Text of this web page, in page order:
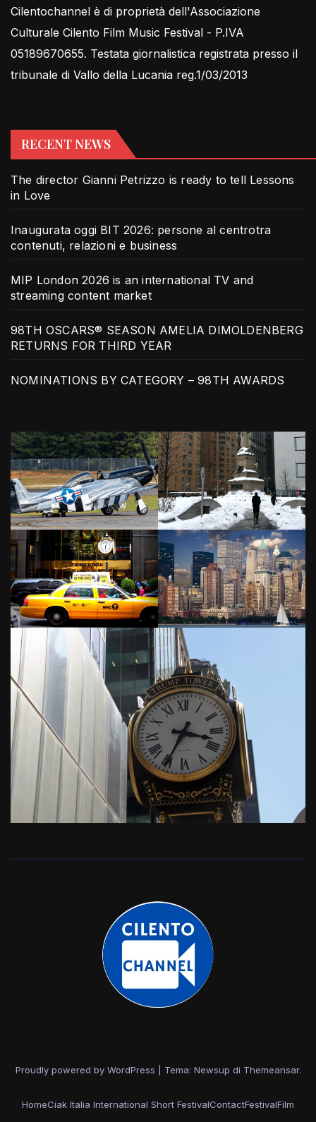
Cilentochannel è di proprietà dell'Associazione
Culturale Cilento Film Music Festival - P.IVA
05189670655. Testata giornalistica registrata presso il
tribunale di Vallo della Lucania reg.1/03/2013
RECENT NEWS
The director Gianni Petrizzo is ready to tell Lessons
in Love
Inaugurata oggi BIT 2026: persone al centrotra
contenuti, relazioni e business
MIP London 2026 is an international TV and
streaming content market
98TH OSCARS® SEASON AMELIA DIMOLDENBERG
RETURNS FOR THIRD YEAR
NOMINATIONS BY CATEGORY – 98TH AWARDS
Proudly powered by WordPress Tema: Newsup di Themeansar.
HomeCiak Italia International Short FestivalContactFestivalFilm